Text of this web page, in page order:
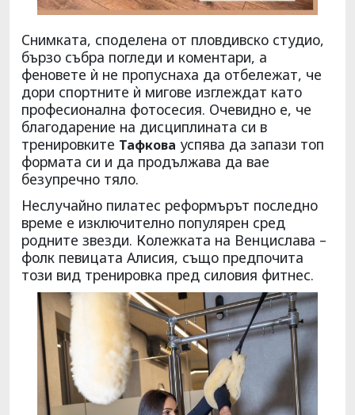
Снимката, споделена от пловдивско студио,
бързо събра погледи и коментари, а
феновете ѝ не пропуснаха да отбележат, че
дори спортните ѝ мигове изглеждат като
професионална фотосесия. Очевидно е, че
благодарение на дисциплината си в
тренировките Тафкова успява да запази топ
формата си и да продължава да вае
безупречно тяло.
Неслучайно пилатес реформърът последно
време е изключително популярен сред
родните звезди. Колежката на Венцислава –
фолк певицата Алисия, също предпочита
този вид тренировка пред силовия фитнес.